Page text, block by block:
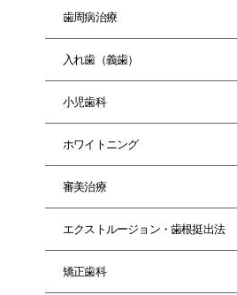
歯周病治療
入れ歯（義歯）
小児歯科
ホワイトニング
審美治療
エクストルージョン・歯根挺出法
矯正歯科